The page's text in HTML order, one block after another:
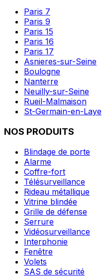
Paris 7
Paris 9
Paris 15
Paris 16
Paris 17
Asnieres-sur-Seine
Boulogne
Nanterre
Neuilly-sur-Seine
Rueil-Malmaison
St-Germain-en-Laye
NOS PRODUITS
Blindage de porte
Alarme
Coffre-fort
Télésurveillance
Rideau métallique
Vitrine blindée
Grille de défense
Serrure
Vidéosurveillance
Interphonie
Fenêtre
Volets
SAS de sécurité